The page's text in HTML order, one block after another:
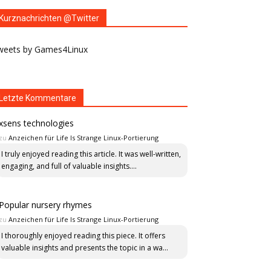
@Twitter
by Games4Linux
Kommentare
technologies
Anzeichen für Life Is Strange Linux-Portierung
I truly enjoyed reading this article. It was well-written,
engaging, and full of valuable insights....
nursery rhymes
Anzeichen für Life Is Strange Linux-Portierung
I thoroughly enjoyed reading this piece. It offers
valuable insights and presents the topic in a wa...